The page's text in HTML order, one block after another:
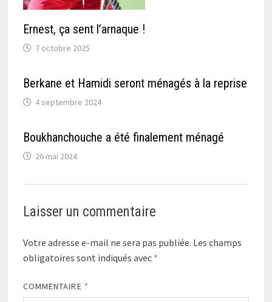
Ernest, ça sent l’arnaque !
7 octobre 2025
Berkane et Hamidi seront ménagés à la reprise
4 septembre 2024
Boukhanchouche a été finalement ménagé
26 mai 2024
Laisser un commentaire
Votre adresse e-mail ne sera pas publiée. Les champs
obligatoires sont indiqués avec *
COMMENTAIRE *